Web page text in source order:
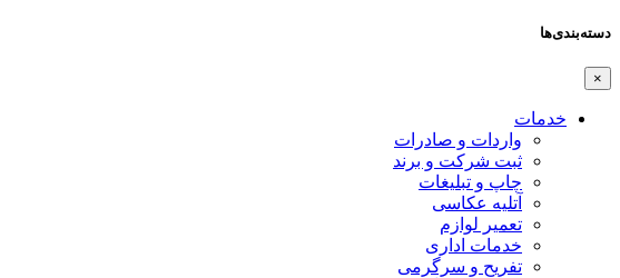
دسته‌بندی‌ها
×
خدمات
واردات و صادرات
ثبت شرکت و برند
چاپ و تبلیغات
آتلیه عکاسی
تعمیر لوازم
خدمات اداری
تفریح و سرگرمی